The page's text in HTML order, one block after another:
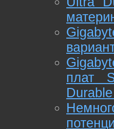
плат